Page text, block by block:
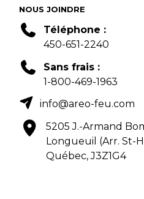
NOUS JOINDRE
Téléphone :
450-651-2240
Sans frais :
1-800-469-1963
info@areo-feu.com
5205 J.-Armand
Longueuil (Arr. St-
Québec, J3Z1G4